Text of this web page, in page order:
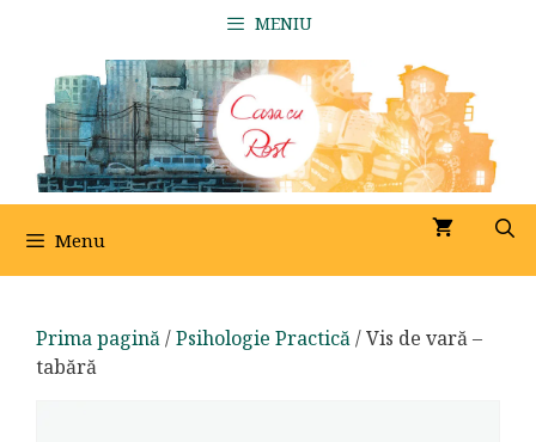
conținut
MENIU
Menu
Prima pagină/Psihologie Practică/ Vis de vară –
tabără